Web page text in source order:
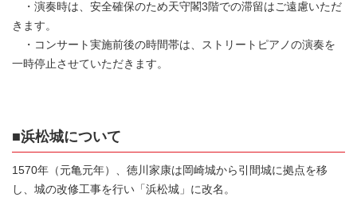
・演奏時は、安全確保のため天守閣3階での滞留はご遠慮いただ
きます。
・コンサート実施前後の時間帯は、ストリートピアノの演奏を
一時停止させていただきます。
■浜松城について
1570年（元亀元年）、徳川家康は岡崎城から引間城に拠点を移
し、城の改修工事を行い「浜松城」に改名。